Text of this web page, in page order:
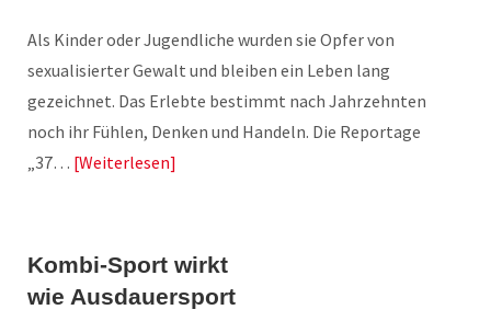
Als Kinder oder Jugendliche wurden sie Opfer von
sexualisierter Gewalt und bleiben ein Leben lang
gezeichnet. Das Erlebte bestimmt nach Jahrzehnten
noch ihr Fühlen, Denken und Handeln. Die Reportage
„37… Weiterlesen
Kombi-Sport wirkt
wie Ausdauersport